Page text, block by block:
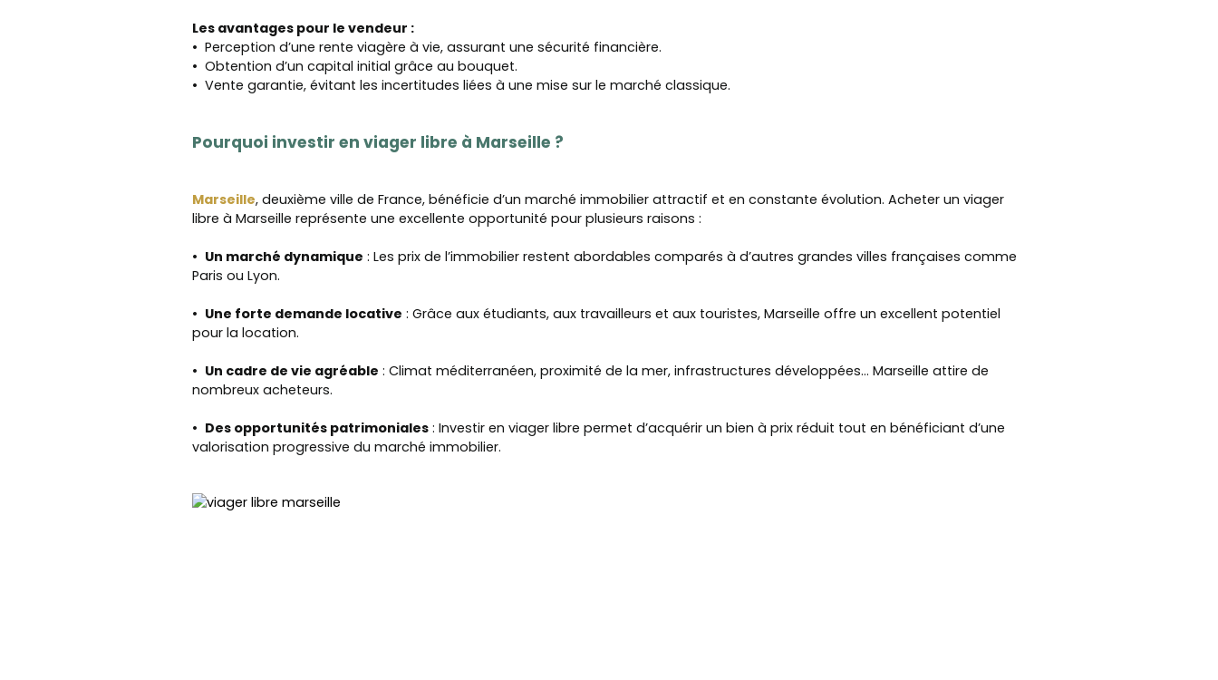
Les avantages pour le vendeur :
Perception d’une rente viagère à vie, assurant une sécurité financière.
Obtention d’un capital initial grâce au bouquet.
Vente garantie, évitant les incertitudes liées à une mise sur le marché classique.
Pourquoi investir en viager libre à Marseille ?
Marseille, deuxième ville de France, bénéficie d’un marché immobilier attractif et en constante évolution. Acheter un viager
libre à Marseille représente une excellente opportunité pour plusieurs raisons :
Un marché dynamique : Les prix de l’immobilier restent abordables comparés à d’autres grandes villes françaises comme
Paris ou Lyon.
Une forte demande locative : Grâce aux étudiants, aux travailleurs et aux touristes, Marseille offre un excellent potentiel
pour la location.
Un cadre de vie agréable : Climat méditerranéen, proximité de la mer, infrastructures développées… Marseille attire de
nombreux acheteurs.
Des opportunités patrimoniales : Investir en viager libre permet d’acquérir un bien à prix réduit tout en bénéficiant d’une
valorisation progressive du marché immobilier.